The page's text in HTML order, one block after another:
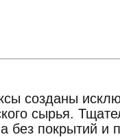
созданы
сырья.
без покрытий и